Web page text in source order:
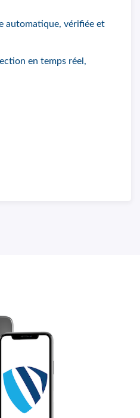
automatique, vérifiée et
en temps réel,